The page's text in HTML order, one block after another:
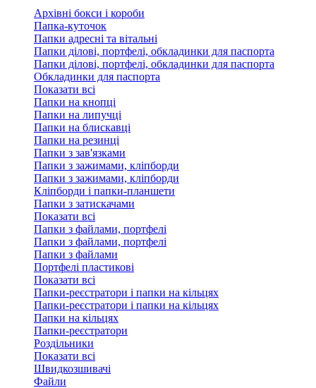
Архівні бокси і короби
Папка-куточок
Папки адресні та вітальні
Папки ділові, портфелі, обкладинки для паспорта
Папки ділові, портфелі, обкладинки для паспорта
Обкладинки для паспорта
Показати всі
Папки на кнопці
Папки на липучці
Папки на блискавці
Папки на резинці
Папки з зав'язками
Папки з зажимами, кліпборди
Папки з зажимами, кліпборди
Кліпборди і папки-планшети
Папки з затискачами
Показати всі
Папки з файлами, портфелі
Папки з файлами, портфелі
Папки з файлами
Портфелі пластикові
Показати всі
Папки-реєстратори і папки на кільцях
Папки-реєстратори і папки на кільцях
Папки на кільцях
Папки-реєстратори
Роздільники
Показати всі
Швидкозшивачi
Файли